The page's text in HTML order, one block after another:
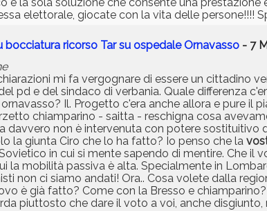
è la sola soluzione che consente una prestazione
elettorale, giocate con la vita delle persone!!!!
bocciatura ricorso Tar su ospedale Ornavasso - 7
mi fa vergognare di essere un cittadino
pd e del sindaco di verbania. Quale differenza
Il. Progetto c'era anche allora e pure il
chiamparino - saitta - reschigna cosa
davvero non è intervenuta con potere sostituitivo
la giunta Ciro che lo ha fatto? Io penso che la
in cui si mente sapendo di mentire. Che il
la mobilità passiva è alta. Specialmente in
non ci siamo andati! Ora.. Cosa volete dalla
è già fatto? Come con la Bresso e
piuttosto che dare il voto a voi, anche disgiunto,